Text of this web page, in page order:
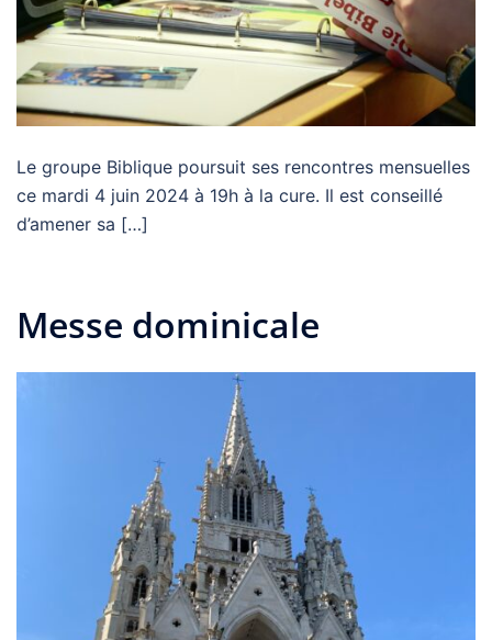
Le groupe Biblique poursuit ses rencontres mensuelles
ce mardi 4 juin 2024 à 19h à la cure. Il est conseillé
d’amener sa […]
Messe dominicale